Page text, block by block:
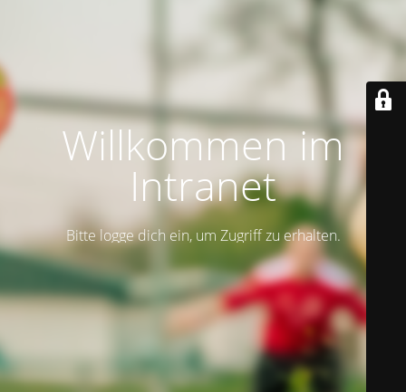
Willkommen im
Intranet
Bitte logge dich ein, um Zugriff zu erhalten.